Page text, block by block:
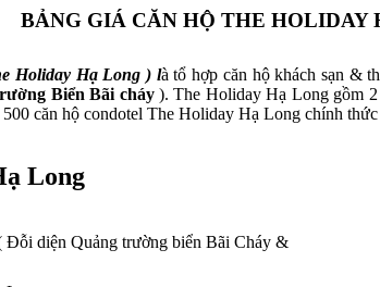
BẢNG GIÁ CĂN HỘ THE HOLIDAY
Holiday Hạ Long ) là tổ hợp căn hộ khách sạn &
Biển Bãi cháy). The Holiday Hạ Long gồm 2
căn hộ condotel The Holiday Hạ Long chính
Long
Đỗi diện Quảng trường biển Bãi Cháy &